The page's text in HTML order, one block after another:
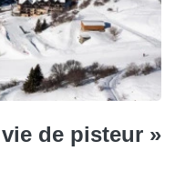
de pisteur »